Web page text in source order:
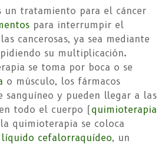
un tratamiento para el cáncer
para interrumpir el
cancerosas, ya sea mediante
su multiplicación.
se toma por boca o se
o músculo, los fármacos
sanguíneo y pueden llegar a las
todo el cuerpo (quimioterapia
quimioterapia se coloca
líquido cefalorraquídeo, un